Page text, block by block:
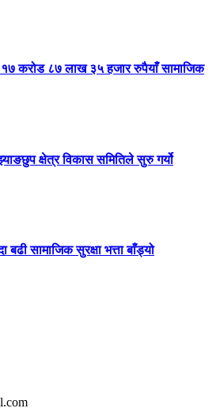
१७ करोड ८७ लाख ३५ हजार रुपैयाँ सामाजिक
क्षेत्र विकास समितिले सुरु गर्यो
सामाजिक सुरक्षा भत्ता बाँड्यो